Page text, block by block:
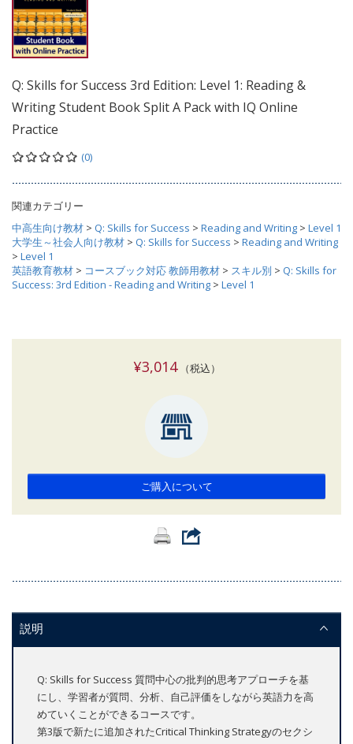
Q: Skills for Success 3rd Edition: Level 1: Reading &
Writing Student Book Split A Pack with IQ Online
Practice
(0)
関連カテゴリー
中高生向け教材 > Q: Skills for Success > Reading and Writing > Level 1
大学生～社会人向け教材 > Q: Skills for Success > Reading and Writing
> Level 1
英語教育教材 > コースブック対応 教師用教材 > スキル別 > Q: Skills for
Success: 3rd Edition - Reading and Writing > Level 1
¥3,014（税込）
ご購入について
説明
Q: Skills for Success 質問中心の批判的思考アプローチを基
にし、学習者が質問、分析、自己評価をしながら英語力を高
めていくことができるコースです。
第3版で新たに追加されたCritical Thinking Strategyのセクシ